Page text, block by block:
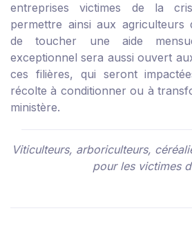
entreprises victimes de la
permettre ainsi aux agriculteurs
de toucher une aide
exceptionnel sera aussi ouvert
ces filières, qui seront
récolte à conditionner ou à
ministère.
Viticulteurs, arboriculteurs,
pour les victimes